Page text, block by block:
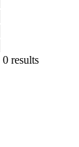
0 results